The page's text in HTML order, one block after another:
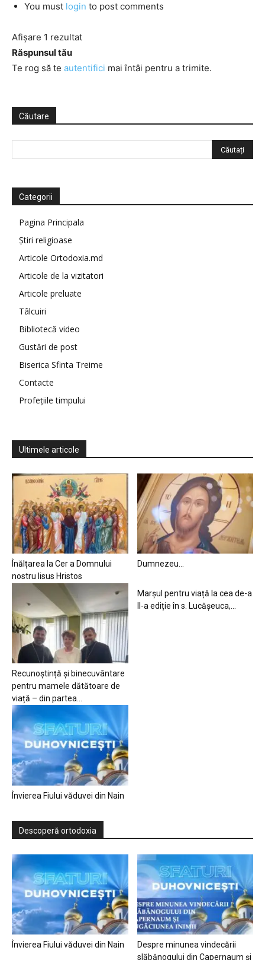
You must login to post comments
Afișare 1 rezultat
Răspunsul tău
Te rog să te autentifici mai întâi pentru a trimite.
Căutare
Categorii
Pagina Principala
Știri religioase
Articole Ortodoxia.md
Articole de la vizitatori
Articole preluate
Tâlcuiri
Bibliotecă video
Gustări de post
Biserica Sfinta Treime
Contacte
Profețiile timpului
Ultimele articole
Înălțarea la Cer a Domnului
nostru Iisus Hristos
Dumnezeu…
Recunoștință și binecuvântare
pentru mamele dătătoare de
viață – din partea...
Marșul pentru viață la cea de-a
II-a ediție în s. Lucășeuca,...
Învierea Fiului văduvei din Nain
Descoperă ortodoxia
Învierea Fiului văduvei din Nain
Despre minunea vindecării
slăbănogului din Capernaum și